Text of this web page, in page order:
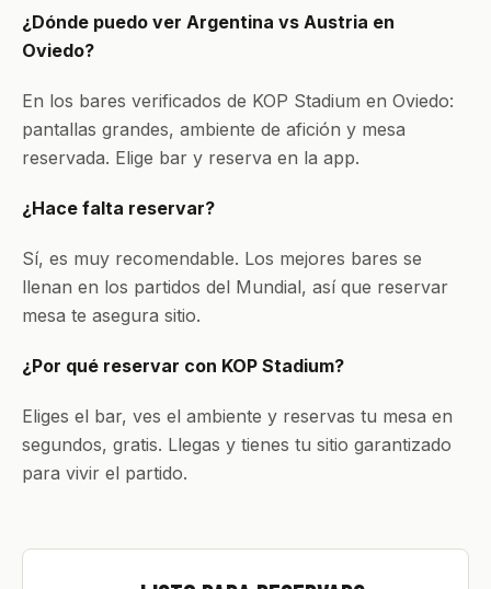
¿Dónde puedo ver Argentina vs Austria en
Oviedo?
En los bares verificados de KOP Stadium en Oviedo:
pantallas grandes, ambiente de afición y mesa
reservada. Elige bar y reserva en la app.
¿Hace falta reservar?
Sí, es muy recomendable. Los mejores bares se
llenan en los partidos del Mundial, así que reservar
mesa te asegura sitio.
¿Por qué reservar con KOP Stadium?
Eliges el bar, ves el ambiente y reservas tu mesa en
segundos, gratis. Llegas y tienes tu sitio garantizado
para vivir el partido.